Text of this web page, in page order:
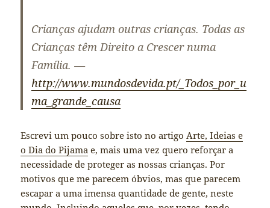
Crianças ajudam outras crianças. Todas as
Crianças têm Direito a Crescer numa
Família. —
http://www.mundosdevida.pt/_Todos_por_u
ma_grande_causa
Escrevi um pouco sobre isto no artigoArte, Ideias e
o Dia do Pijama e, mais uma vez quero reforçar a
necessidade de proteger as nossas crianças. Por
motivos que me parecem óbvios, mas que parecem
escapar a uma imensa quantidade de gente, neste